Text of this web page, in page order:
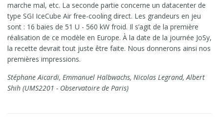
marche mal, etc. La seconde partie concerne un datacenter de
type SGI IceCube Air free-cooling direct. Les grandeurs en jeu
sont : 16 baies de 51 U - 560 kW froid. Il s’agit de la première
réalisation de ce modèle en Europe. À la date de la journée JoSy,
la recette devrait tout juste être faite. Nous donnerons ainsi nos
premières impressions.
Stéphane Aicardi, Emmanuel Halbwachs, Nicolas Legrand, Albert
Shih (UMS2201 - Observatoire de Paris)